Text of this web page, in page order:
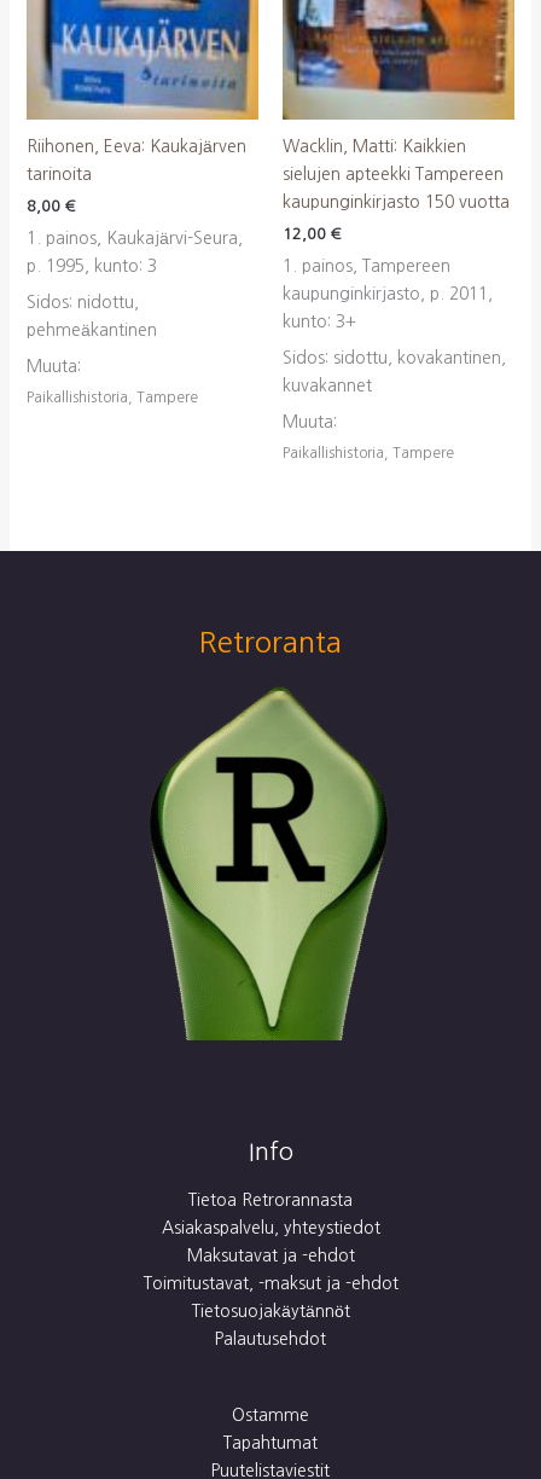
Riihonen, Eeva: Kaukajärven
tarinoita
8,00 €
1. painos, Kaukajärvi-Seura,
p. 1995, kunto: 3
Sidos: nidottu,
pehmeäkantinen
Muuta:
Paikallishistoria, Tampere
Wacklin, Matti: Kaikkien
sielujen apteekki Tampereen
kaupunginkirjasto 150 vuotta
12,00 €
1. painos, Tampereen
kaupunginkirjasto, p. 2011,
kunto: 3+
Sidos: sidottu, kovakantinen,
kuvakannet
Muuta:
Paikallishistoria, Tampere
Retroranta
Info
Tietoa Retrorannasta
Asiakaspalvelu, yhteystiedot
Maksutavat ja -ehdot
Toimitustavat, -maksut ja -ehdot
Tietosuojakäytännöt
Palautusehdot
Ostamme
Tapahtumat
Puutelistaviestit